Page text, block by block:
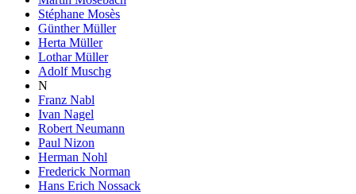
Stéphane Mosès
Günther Müller
Herta Müller
Lothar Müller
Adolf Muschg
N
Franz Nabl
Ivan Nagel
Robert Neumann
Paul Nizon
Herman Nohl
Frederick Norman
Hans Erich Nossack